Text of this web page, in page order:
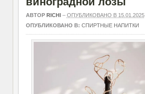
АВТОР RICHI– ОПУБЛИКОВАНО В 15.01.2025
ОПУБЛИКОВАНО В: СПИРТНЫЕ НАПИТКИ